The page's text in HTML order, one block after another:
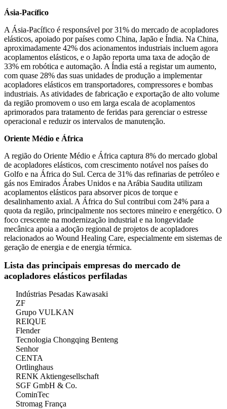
Ásia-Pacífico
A Ásia-Pacífico é responsável por 31% do mercado de acopladores
elásticos, apoiado por países como China, Japão e Índia. Na China,
aproximadamente 42% dos acionamentos industriais incluem agora
acoplamentos elásticos, e o Japão reporta uma taxa de adoção de
33% em robótica e automação. A Índia está a registar um aumento,
com quase 28% das suas unidades de produção a implementar
acopladores elásticos em transportadores, compressores e bombas
industriais. As atividades de fabricação e exportação de alto volume
da região promovem o uso em larga escala de acoplamentos
aprimorados para tratamento de feridas para gerenciar o estresse
operacional e reduzir os intervalos de manutenção.
Oriente Médio e África
A região do Oriente Médio e África captura 8% do mercado global
de acopladores elásticos, com crescimento notável nos países do
Golfo e na África do Sul. Cerca de 31% das refinarias de petróleo e
gás nos Emirados Árabes Unidos e na Arábia Saudita utilizam
acoplamentos elásticos para absorver picos de torque e
desalinhamento axial. A África do Sul contribui com 24% para a
quota da região, principalmente nos sectores mineiro e energético. O
foco crescente na modernização industrial e na longevidade
mecânica apoia a adoção regional de projetos de acopladores
relacionados ao Wound Healing Care, especialmente em sistemas de
geração de energia e de energia térmica.
Lista das principais empresas do mercado de
acopladores elásticos perfiladas
Indústrias Pesadas Kawasaki
ZF
Grupo VULKAN
REIQUE
Flender
Tecnologia Chongqing Benteng
Senhor
CENTA
Ortlinghaus
RENK Aktiengesellschaft
SGF GmbH & Co.
CominTec
Stromag França